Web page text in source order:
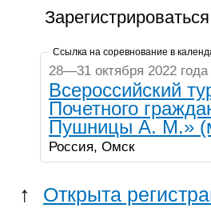
Ссылка на соревнование в
28—31 октября 2022 года
Всероссийский
Почетного
Пушницы А. М.»
Россия, Омск
↑ Открыта